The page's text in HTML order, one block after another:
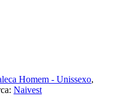
Homem - Unissexo,
Naivest